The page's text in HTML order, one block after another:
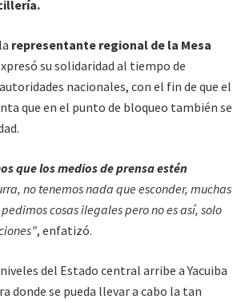
representante regional de la Mesa
su solidaridad al tiempo de
nacionales, con el fin de que el
que en el punto de bloqueo también se
que los medios de prensa estén
no tenemos nada que esconder, muchas
cosas ilegales pero no es así, solo
, enfatizó.
del Estado central arribe a Yacuiba
donde se pueda llevar a cabo la tan